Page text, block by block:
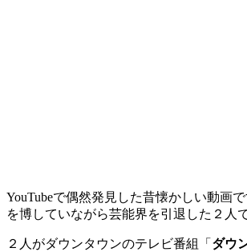
YouTubeで偶然発見した昔懐かしい動画
を博していながら芸能界を引退した２人
２人がダウンタウンのテレビ番組「 ダウ